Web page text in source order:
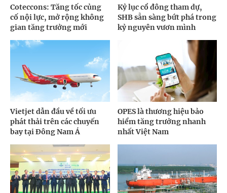
Coteccons: Tăng tốc củng
cố nội lực, mở rộng không
gian tăng trưởng mới
Kỷ lục cổ đông tham dự,
SHB sẵn sàng bứt phá trong
kỷ nguyên vươn mình
Vietjet dẫn đầu về tối ưu
phát thải trên các chuyến
bay tại Đông Nam Á
OPES là thương hiệu bảo
hiểm tăng trưởng nhanh
nhất Việt Nam